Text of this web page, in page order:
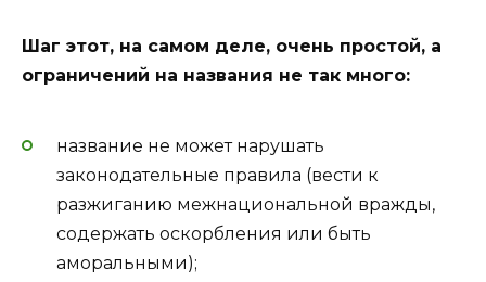
Шаг этот, на самом деле, очень простой, а
ограничений на названия не так много:
название не может нарушать
законодательные правила (вести к
разжиганию межнациональной вражды,
содержать оскорбления или быть
аморальными);